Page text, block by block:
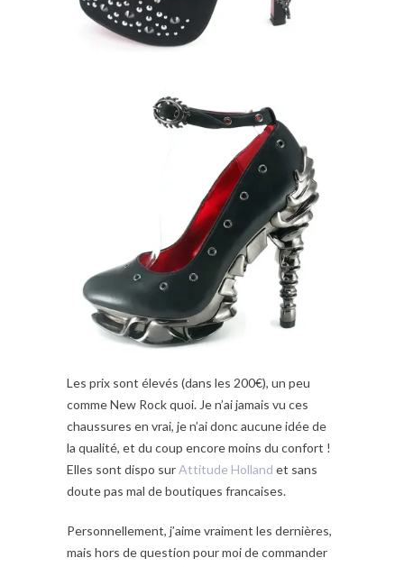
Les prix sont élevés (dans les 200€), un peu
comme New Rock quoi. Je n’ai jamais vu ces
chaussures en vrai, je n’ai donc aucune idée de
la qualité, et du coup encore moins du confort !
Elles sont dispo surAttitude Holland et sans
doute pas mal de boutiques francaises.
Personnellement, j’aime vraiment les dernières,
mais hors de question pour moi de commander